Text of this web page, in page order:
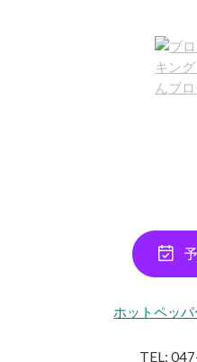
ホットペッ
TEL: